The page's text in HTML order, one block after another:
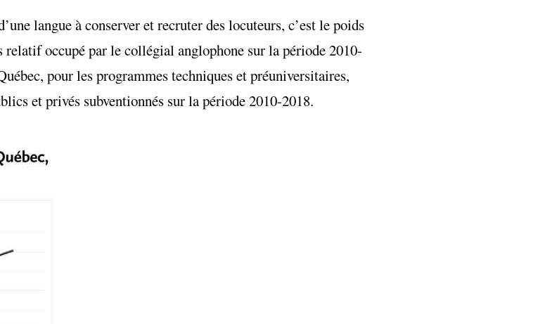
langue à conserver et recruter des locuteurs, c’est le poids
occupé par le collégial anglophone sur la période 2010-
pour les programmes techniques et préuniversitaires,
et privés subventionnés sur la période 2010-2018.